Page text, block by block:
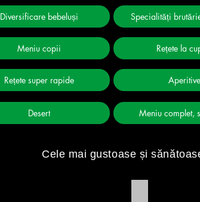
Diversificare bebeluși Specialități
Meniu copii Rețete la
Rețete super rapide Aperitive
Desert Meniu complet,
Cele mai gustoase și sănă